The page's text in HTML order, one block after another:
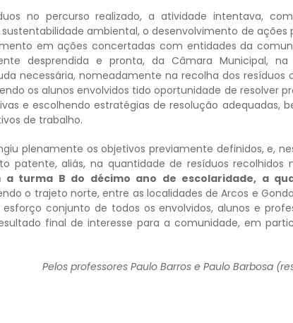
no percurso realizado, a atividade intentava,
ambiental, o desenvolvimento de ações
em ações concertadas com entidades da
desprendida e pronta, da Câmara Municipal,
necessária, nomeadamente na recolha dos resíduos
os alunos envolvidos tido oportunidade de resolver
e escolhendo estratégias de resolução adequadas,
de trabalho.
plenamente os objetivos previamente definidos, e,
patente, aliás, na quantidade de resíduos recolhidos
turma B do décimo ano de escolaridade, a
o trajeto norte, entre as localidades de Arcos e
conjunto de todos os envolvidos, alunos e
final de interesse para a comunidade, em
Pelos professores Paulo Barros e Paulo Barbosa